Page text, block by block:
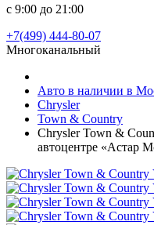
с 9:00 до 21:00
+7(499) 444-80-07
Многоканальный
Авто в наличии в
Chrysler
Town & Country
Chrysler Town &
автоцентре «Астар